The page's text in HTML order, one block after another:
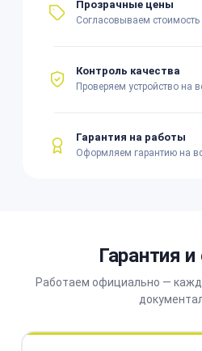
Прозрачные цены
Согласовываем
Контроль качества
Проверяем устройство на
Гарантия на работы
Оформляем гарантию на
Гарантия и
Работаем официально —